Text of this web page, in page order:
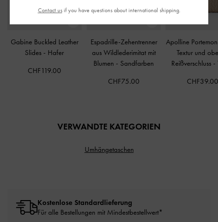
Gabine Buckled Leather
Slides - Hafer
CHF119.00
Espadrille-Zehentrenner
aus Wildlederimitat mit
Blumen - Sandfarben
CHF75.00
Apolline
Textur und
Reißverschluss -
VERWANDTE KATEGORIEN
Umhängetaschen
Kostenlose Standardlieferung
Für alle Bestellungen mit Mindestbestellwert*
Contact usif you have questions about international shipping.